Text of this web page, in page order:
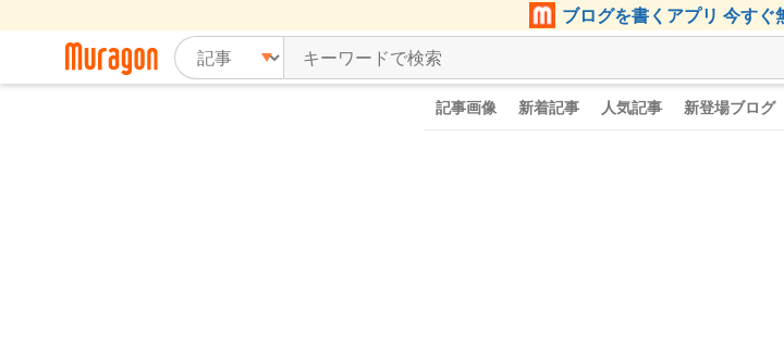
ブログを書くアプリ 今すぐ
記事画像 新着記事 人気記事 新登場ブログ